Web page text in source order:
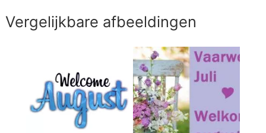
Vergelijkbare afbeeldingen